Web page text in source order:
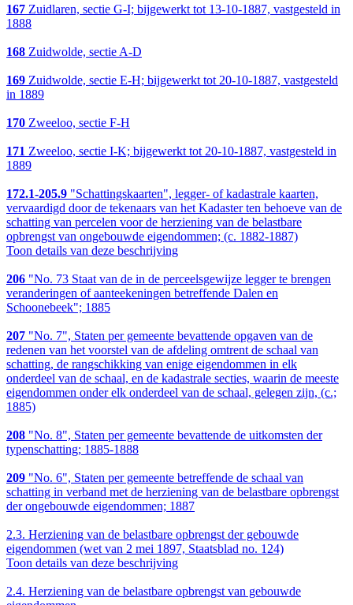
167 Zuidlaren, sectie G-I; bijgewerkt tot 13-10-1887, vastgesteld in
1888
168 Zuidwolde, sectie A-D
169 Zuidwolde, sectie E-H; bijgewerkt tot 20-10-1887, vastgesteld
in 1889
170 Zweeloo, sectie F-H
171 Zweeloo, sectie I-K; bijgewerkt tot 20-10-1887, vastgesteld in
1889
172.1-205.9 "Schattingskaarten", legger- of kadastrale kaarten,
vervaardigd door de tekenaars van het Kadaster ten behoeve van de
schatting van percelen voor de herziening van de belastbare
opbrengst van ongebouwde eigendommen; (c. 1882-1887)
Toon details van deze beschrijving
206 "No. 73 Staat van de in de perceelsgewijze legger te brengen
veranderingen of aanteekeningen betreffende Dalen en
Schoonebeek"; 1885
207 "No. 7", Staten per gemeente bevattende opgaven van de
redenen van het voorstel van de afdeling omtrent de schaal van
schatting, de rangschikking van enige eigendommen in elk
onderdeel van de schaal, en de kadastrale secties, waarin de meeste
eigendommen onder elk onderdeel van de schaal, gelegen zijn, (c.;
1885)
208 "No. 8", Staten per gemeente bevattende de uitkomsten der
typenschatting; 1885-1888
209 "No. 6", Staten per gemeente betreffende de schaal van
schatting in verband met de herziening van de belastbare opbrengst
der ongebouwde eigendommen; 1887
2.3. Herziening van de belastbare opbrengst der gebouwde
eigendommen (wet van 2 mei 1897, Staatsblad no. 124)
Toon details van deze beschrijving
2.4. Herziening van de belastbare opbrengst van gebouwde